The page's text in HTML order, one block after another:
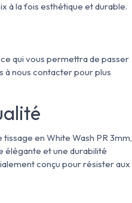
à la fois esthétique et durable.
qui vous permettra de passer
à nous contacter pour plus
en White Wash PR 3mm,
élégante et une durabilité
conçu pour résister aux